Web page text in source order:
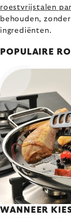
roestvrijstalen
behouden,
ingrediënten.
POPULAIRE
WANNEER